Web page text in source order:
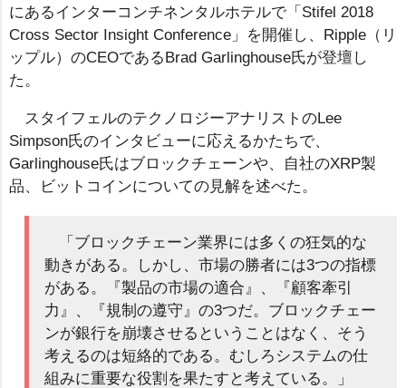
にあるインターコンチネンタルホテルで「Stifel 2018
Cross Sector Insight Conference」を開催し、Ripple（リ
ップル）のCEOであるBrad Garlinghouse氏が登壇し
た。
スタイフェルのテクノロジーアナリストのLee
Simpson氏のインタビューに応えるかたちで、
Garlinghouse氏はブロックチェーンや、自社のXRP製
品、ビットコインについての見解を述べた。
「ブロックチェーン業界には多くの狂気的な
動きがある。しかし、市場の勝者には3つの指標
がある。『製品の市場の適合』、『顧客牽引
力』、『規制の遵守』の3つだ。ブロックチェー
ンが銀行を崩壊させるということはなく、そう
考えるのは短絡的である。むしろシステムの仕
組みに重要な役割を果たすと考えている。」